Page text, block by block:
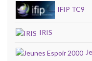
IFIP TC9
IRIS